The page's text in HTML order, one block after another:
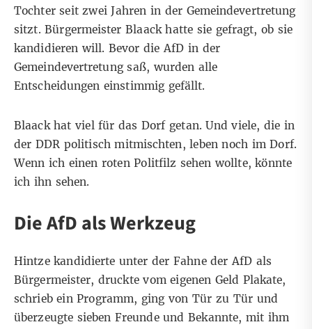
Tochter seit zwei Jahren in der Gemeindevertretung
sitzt. Bürgermeister Blaack hatte sie gefragt, ob sie
kandidieren will. Bevor die AfD in der
Gemeindevertretung saß, wurden alle
Entscheidungen einstimmig gefällt.
Blaack hat viel für das Dorf getan. Und viele, die in
der DDR politisch mitmischten, leben noch im Dorf.
Wenn ich einen roten Politfilz sehen wollte, könnte
ich ihn sehen.
Die AfD als Werkzeug
Hintze kandidierte unter der Fahne der AfD als
Bürgermeister, druckte vom eigenen Geld Plakate,
schrieb ein Programm, ging von Tür zu Tür und
überzeugte sieben Freunde und Bekannte, mit ihm